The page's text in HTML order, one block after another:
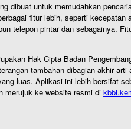
dibuat untuk memudahkan
fitur lebih, seperti kecepatan
telepon pintar dan sebagainya.
Hak Cipta Badan
tambahan dibagian akhir
luas. Aplikasi ini lebih bersifat
merujuk ke website resmi di